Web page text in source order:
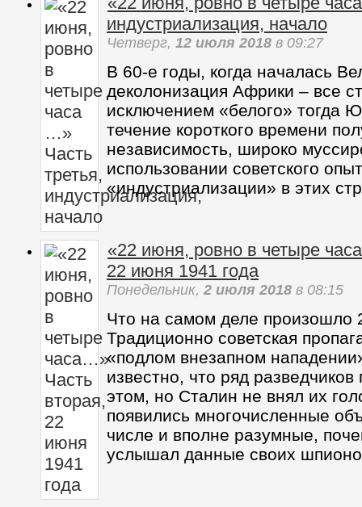
индустриализация, начало
Четверг, 12 июля 2018 в 09:27
В 60-е годы, когда началась
деколонизация Африки – все
исключением «белого» тогда
течение короткого времени
независимость, широко
использовании советского
«индустриализации» в этих
«22 июня, ровно в четыре
22 июня 1941 года
Понедельник, 2 июля 2018 в 08:15
Что на самом деле произошло
Традиционно советская
«подлом внезапном
известно, что ряд
этом, но Сталин не внял их
появились многочисленные
числе и вполне разумные,
услышал данные своих